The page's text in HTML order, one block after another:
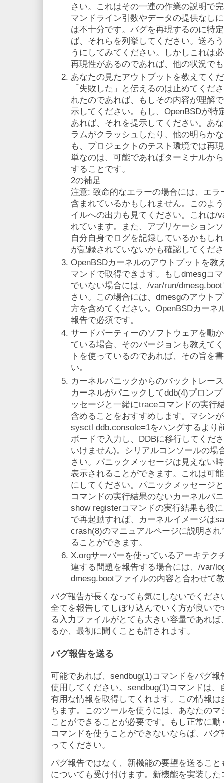
さい。これはその一連の作業の説明で
マンドライン引数やデータの提供なし
は不十分です。バグを再現するのに特
ば、それらを列挙してください。送ろ
うにしてみてください。しかしこれは
再現性があるのであれば、他の状況で
あなたの見たアウトプットを教えてく
「失敗した」と伝えるのは止めてくだ
れたのであれば、もしその内容が理解
示してください。もし、OpenBSDが特
あれば、それを提示してください。あ
ラムがクラッシュしたり、他の明らか
も、プロジェクトのテスト環境では再
単なのは、可能であればターミナルか
することです。
2の補足
注意: 致命的なエラーの場合には、エ
含まれているかもしれません。このよ
イルへの出力も見てください。これは/
れています。また、アプリケーション
自分自身でログを記録しているかもし
が記録されていないかも確認してくだ
OpenBSDカーネルのアウトプットを教
マンドで取得できます。もしdmesgコ
でいない場合には、/var/run/
さい。この場合には、dmesgのアウト
方を含めてください。OpenBSDカーネ
報告で必須です。
サードパーティーのソフトウェアを動
ている場合、そのバージョンも教えて
トを使っているのであれば、その旨を
い。
カーネルパニックからのバックトレー
カーネルがパニックしてddb(4)プロン
ッセージと一緒にtraceコマンドの実行
含めることをおすすめします。マシン
sysctl ddb.console=1をハングするより
ボードで入力し、DDBに移行してくだ
いけません)。シリアルコンソールの場
さい。パニックメッセージは見えない
表示されることができます。これは可
にしてください。パニックメッセージ
コマンドの実行結果のないカーネルパ
show registerコマンドの実行結果も役
で再起動すれば、カーネルイメージは
crash(8)のマニュアルページに説明さ
ることができます。
X.orgサーバーを使っているアーキテク
連する問題を報告する場合には、/var/
dmesg.bootファイルの内容と合わせて
バグ報告が長くなっても気にしないでくだ
全てを報告してしぼり込んでいく方が良い
る入力ファイルがとても大きい容量であれ
るか、最初に聞くことも許されます。
バグ報告を送る
可能であれば、sendbug(1)コマンドをバグ
使用してください。sendbug(1)コマンドは
有用な情報を取得してくれます。この情報
ちます。このツールを使うには、あなたの
ことができることが必要です。もし正常に
コマンドを使うことができないならば、バ
ってください。
バグ報告ではなく、新機能の要望を送るこ
についても受け付けます。新機能を実装し